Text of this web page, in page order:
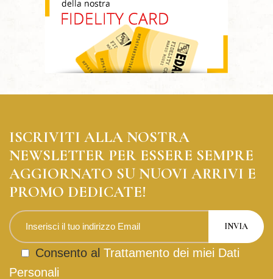
ISCRIVITI ALLA NOSTRA
NEWSLETTER PER ESSERE SEMPRE
AGGIORNATO SU NUOVI ARRIVI E
PROMO DEDICATE!
Consento al Trattamento dei miei Dati
Personali